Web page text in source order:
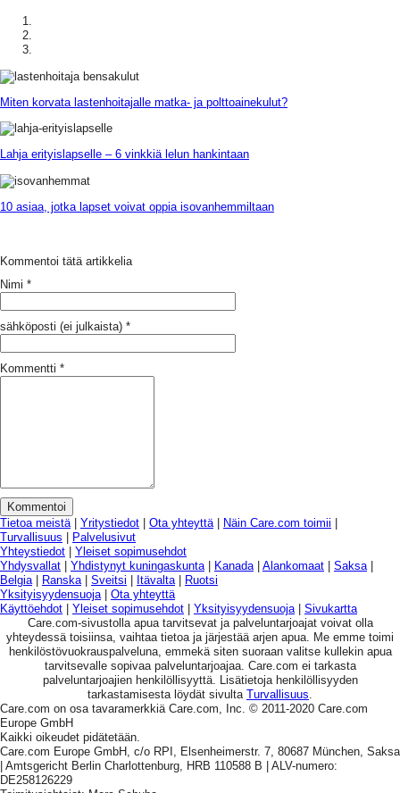
Miten korvata lastenhoitajalle matka- ja polttoainekulut?
Lahja erityislapselle – 6 vinkkiä lelun hankintaan
10 asiaa, jotka lapset voivat oppia isovanhemmiltaan
Kommentoi tätä artikkelia
Nimi *
sähköposti (ei julkaista) *
Kommentti *
Tietoa meistä | Yritystiedot | Ota yhteyttä | Näin Care.com toimii |
Turvallisuus | Palvelusivut
Yhteystiedot | Yleiset sopimusehdot
Yhdysvallat | Yhdistynyt kuningaskunta | Kanada | Alankomaat | Saksa |
Belgia | Ranska | Sveitsi | Itävalta | Ruotsi
Yksityisyydensuoja | Ota yhteyttä
Käyttöehdot | Yleiset sopimusehdot | Yksityisyydensuoja | Sivukartta
Care.com-sivustolla apua tarvitsevat ja palveluntarjoajat voivat olla
yhteydessä toisiinsa, vaihtaa tietoa ja järjestää arjen apua. Me emme toimi
henkilöstövuokrauspalveluna, emmekä siten suoraan valitse kullekin apua
tarvitsevalle sopivaa palveluntarjoajaa. Care.com ei tarkasta
palveluntarjoajien henkilöllisyyttä. Lisätietoja henkilöllisyyden
tarkastamisesta löydät sivulta Turvallisuus
Care.com on osa tavaramerkkiä Care.com, Inc. © 2011-2020 Care.com
Europe GmbH
Kaikki oikeudet pidätetään.
Care.com Europe GmbH, c/o RPI, Elsenheimerstr. 7, 80687 München, Saksa
| Amtsgericht Berlin Charlottenburg, HRB 110588 B | ALV-numero:
DE258126229